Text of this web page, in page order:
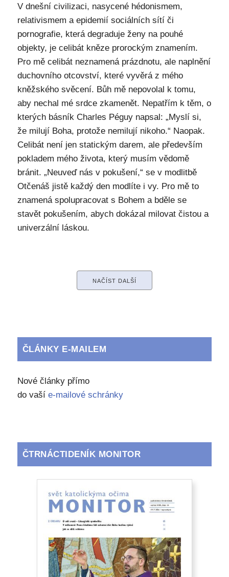
V dnešní civilizaci, nasycené hédonismem,
relativismem a epidemií sociálních sítí či
pornografie, která degraduje ženy na pouhé
objekty, je celibát kněze prorockým znamením.
Pro mě celibát neznamená prázdnotu, ale naplnění
duchovního otcovství, které vyvěrá z mého
kněžského svěcení. Bůh mě nepovolal k tomu,
aby nechal mé srdce zkamenět. Nepatřím k těm, o
kterých básník Charles Péguy napsal: „Myslí si,
že milují Boha, protože nemilují nikoho.“ Naopak.
Celibát není jen statickým darem, ale především
pokladem mého života, který musím vědomě
bránit. „Neuveď nás v pokušení,“ se v modlitbě
Otčenáš jistě každý den modlíte i vy. Pro mě to
znamená spolupracovat s Bohem a bděle se
stavět pokušením, abych dokázal milovat čistou a
univerzální láskou.
NAČÍST DALŠÍ
ČLÁNKY E-MAILEM
Nové články přímo
do vaší e-mailové schránky
ČTRNÁCTIDENÍK MONITOR